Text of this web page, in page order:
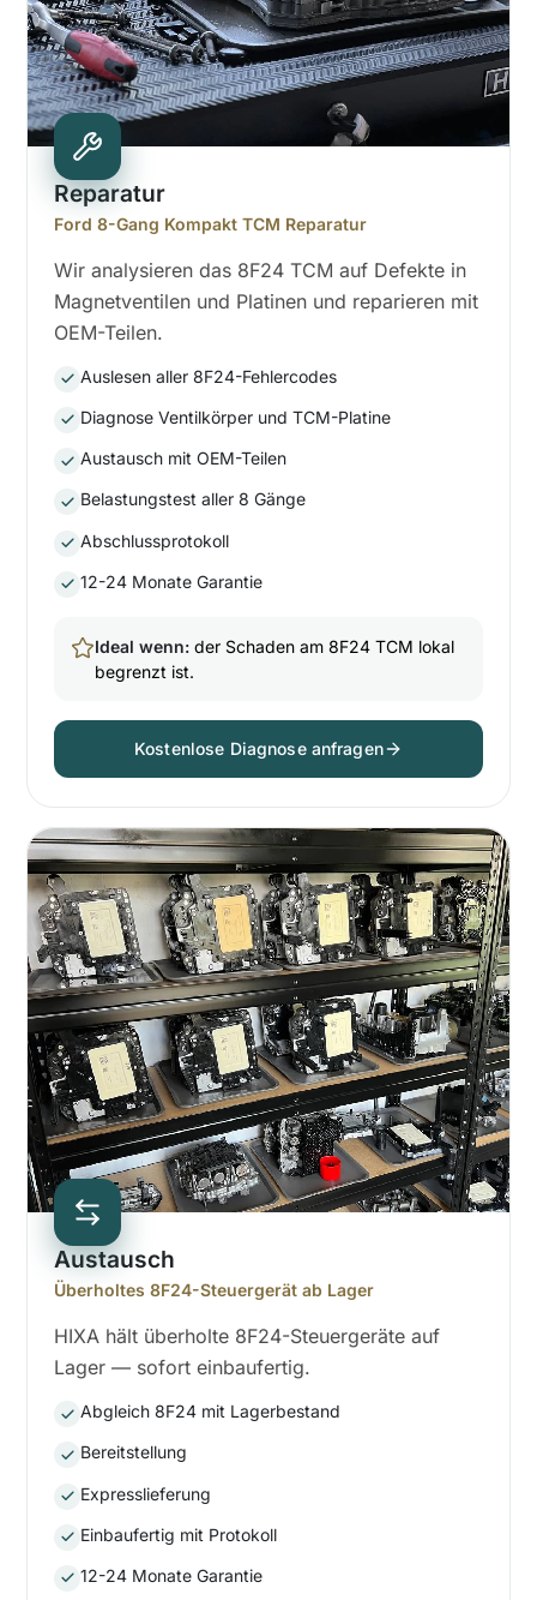
Reparatur
Ford 8-Gang Kompakt TCM Reparatur
Wir analysieren das 8F24 TCM auf Defekte in
Magnetventilen und Platinen und reparieren mit
OEM-Teilen.
Auslesen aller 8F24-Fehlercodes
Diagnose Ventilkörper und TCM-Platine
Austausch mit OEM-Teilen
Belastungstest aller 8 Gänge
Abschlussprotokoll
12-24 Monate Garantie
Ideal wenn: der Schaden am 8F24 TCM lokal
begrenzt ist.
Kostenlose Diagnose anfragen
Austausch
Überholtes 8F24-Steuergerät ab Lager
HIXA hält überholte 8F24-Steuergeräte auf
Lager — sofort einbaufertig.
Abgleich 8F24 mit Lagerbestand
Bereitstellung
Expresslieferung
Einbaufertig mit Protokoll
12-24 Monate Garantie